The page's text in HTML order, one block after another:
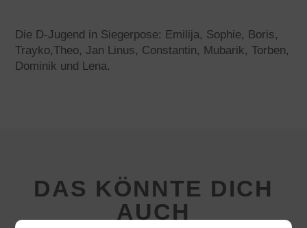
Die D-Jugend in Siegerpose: Emilija, Sophie, Boris,
Trayko,Theo, Jan Linus, Constantin, Mubarik, Torben,
Dominik und Lena.
DAS KÖNNTE DICH
AUCH